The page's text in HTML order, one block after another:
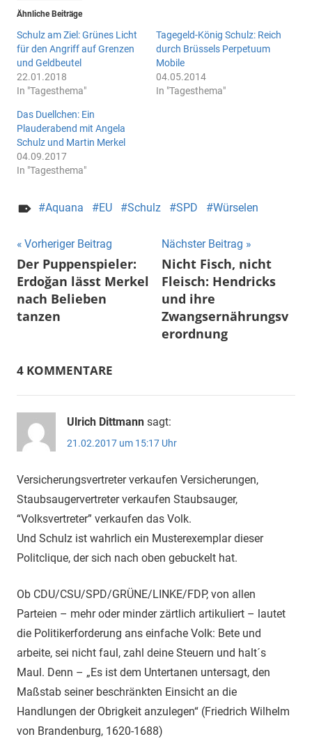
Ähnliche Beiträge
Schulz am Ziel: Grünes Licht
für den Angriff auf Grenzen
und Geldbeutel
22.01.2018
In "Tagesthema"
Tagegeld-König Schulz: Reich
durch Brüssels Perpetuum
Mobile
04.05.2014
In "Tagesthema"
Das Duellchen: Ein
Plauderabend mit Angela
Schulz und Martin Merkel
04.09.2017
In "Tagesthema"
Aquana EU Schulz SPD Würselen
Beitragsnavigation
Vorheriger Beitrag
Der Puppenspieler:
Erdoğan lässt Merkel
nach Belieben
tanzen
Nächster Beitrag
Nicht Fisch, nicht
Fleisch: Hendricks
und ihre
Zwangsernährungsv
erordnung
4 KOMMENTARE
Ulrich Dittmann sagt:
21.02.2017 um 15:17 Uhr
Versicherungsvertreter verkaufen Versicherungen,
Staubsaugervertreter verkaufen Staubsauger,
“Volksvertreter” verkaufen das Volk.
Und Schulz ist wahrlich ein Musterexemplar dieser
Politclique, der sich nach oben gebuckelt hat.
Ob CDU/CSU/SPD/GRÜNE/LINKE/FDP, von allen
Parteien – mehr oder minder zärtlich artikuliert – lautet
die Politikerforderung ans einfache Volk: Bete und
arbeite, sei nicht faul, zahl deine Steuern und halt´s
Maul. Denn – „Es ist dem Untertanen untersagt, den
Maßstab seiner beschränkten Einsicht an die
Handlungen der Obrigkeit anzulegen“ (Friedrich Wilhelm
von Brandenburg, 1620-1688)